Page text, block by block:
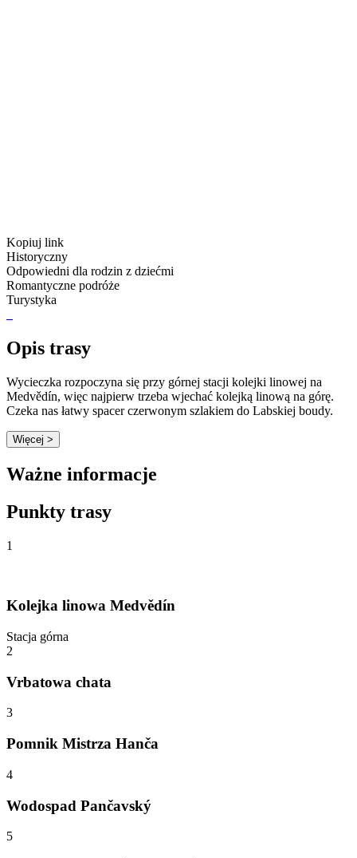
Kopiuj link
Historyczny
Odpowiedni dla rodzin z dziećmi
Romantyczne podróże
Turystyka
Opis trasy
Wycieczka rozpoczyna się przy górnej stacji kolejki linowej na
Medvědín, więc najpierw trzeba wjechać kolejką linową na górę.
Czeka nas łatwy spacer czerwonym szlakiem do Labskiej boudy.
Więcej >
Ważne informacje
Punkty trasy
1
Kolejka linowa Medvědín
Stacja górna
2
Vrbatowa chata
3
Pomnik Mistrza Hanča
4
Wodospad Pančavský
5